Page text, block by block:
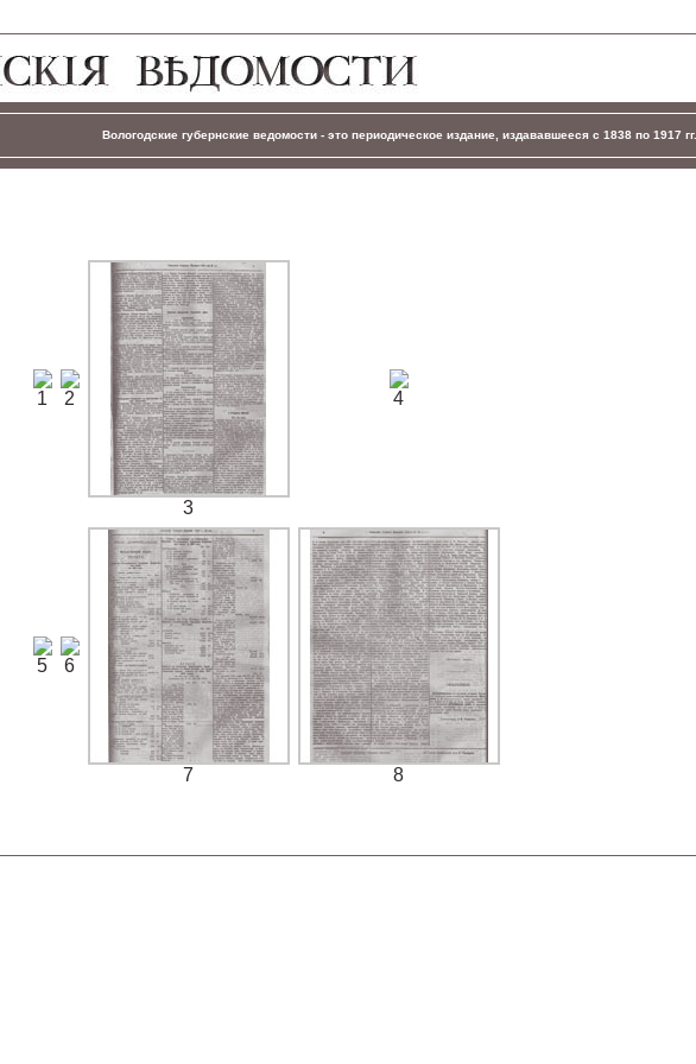
Вологодские губернские ведомости - это периодическое издание, издававшееся с 1838 по 1917 гг.
1 2
3
4
5 6
7 8